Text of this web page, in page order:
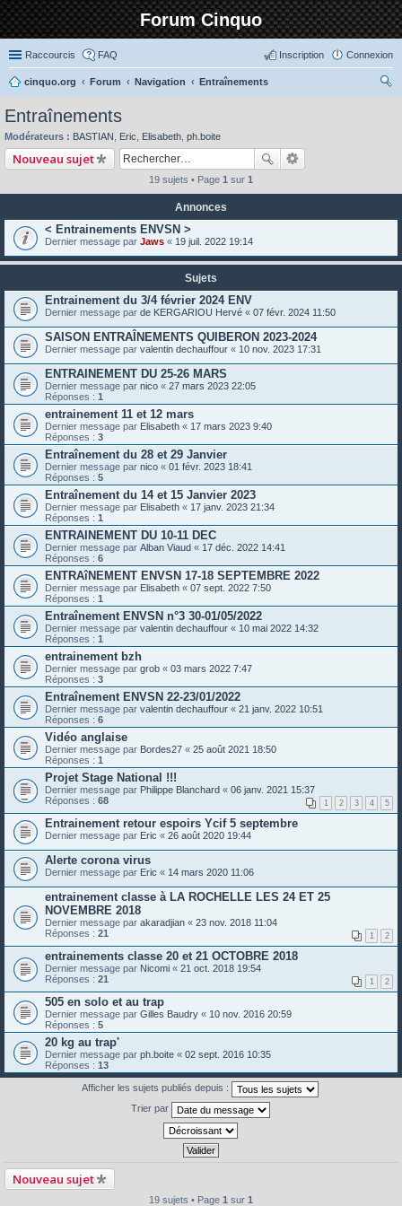
Forum Cinquo
Raccourcis FAQ Connexion
Inscription
cinquo.org Forum Navigation
Entraînements
Entraînements
Modérateurs : BASTIAN Eric Elisabeth ph.boite
Nouveau sujet
19 sujets • Page 1 sur 1
Annonces
< Entrainements ENVSN >
Dernier message par Jaws « 19 juil. 2022 19:14
Sujets
Entrainement du 3/4 février 2024 ENV
Dernier message par de KERGARIOU Hervé « 07 févr. 2024 11:50
SAISON ENTRAÎNEMENTS QUIBERON 2023-2024
Dernier message par valentin dechauffour « 10 nov. 2023 17:31
ENTRAINEMENT DU 25-26 MARS
Dernier message par nico « 27 mars 2023 22:05
Réponses : 1
entrainement 11 et 12 mars
Dernier message par Elisabeth « 17 mars 2023 9:40
Réponses : 3
Entraînement du 28 et 29 Janvier
Dernier message par nico « 01 févr. 2023 18:41
Réponses : 5
Entraînement du 14 et 15 Janvier 2023
Dernier message par Elisabeth « 17 janv. 2023 21:34
Réponses : 1
ENTRAINEMENT DU 10-11 DEC
Dernier message par Alban Viaud « 17 déc. 2022 14:41
Réponses : 6
ENTRAîNEMENT ENVSN 17-18 SEPTEMBRE 2022
Dernier message par Elisabeth « 07 sept. 2022 7:50
Réponses : 1
Entraînement ENVSN n°3 30-01/05/2022
Dernier message par valentin dechauffour « 10 mai 2022 14:32
Réponses : 1
entrainement bzh
Dernier message par grob « 03 mars 2022 7:47
Réponses : 3
Entraînement ENVSN 22-23/01/2022
Dernier message par valentin dechauffour « 21 janv. 2022 10:51
Réponses : 6
Vidéo anglaise
Dernier message par Bordes27 « 25 août 2021 18:50
Réponses : 1
Projet Stage National !!!
Dernier message par Philippe Blanchard « 06 janv. 2021 15:37
Réponses : 68 1 2 3 4 5
Entrainement retour espoirs Ycif 5 septembre
Dernier message par Eric « 26 août 2020 19:44
Alerte corona virus
Dernier message par Eric « 14 mars 2020 11:06
entrainement classe à LA ROCHELLE LES 24 ET 25
NOVEMBRE 2018
Dernier message par akaradjian « 23 nov. 2018 11:04
Réponses : 21 1 2
entrainements classe 20 et 21 OCTOBRE 2018
Dernier message par Nicomi « 21 oct. 2018 19:54
Réponses : 21 1 2
505 en solo et au trap
Dernier message par Gilles Baudry « 10 nov. 2016 20:59
Réponses : 5
20 kg au trap'
Dernier message par ph.boite « 02 sept. 2016 10:35
Réponses : 13
Afficher les sujets publiés depuis :
Trier par
Nouveau sujet
19 sujets • Page 1 sur 1